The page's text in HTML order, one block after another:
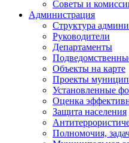
Советы и
Администрация
Структура
Руководители
Департаменты
Объекты на карте
Проекты
Установленные
Оценка
Защита населения
Полномочия,